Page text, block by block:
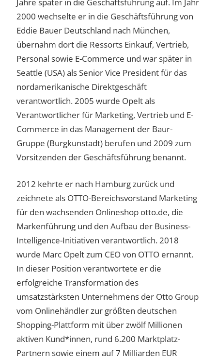
2000 wechselte er in die Geschäftsführung von
Eddie Bauer Deutschland nach München,
übernahm dort die Ressorts Einkauf, Vertrieb,
Personal sowie E-Commerce und war später in
Seattle (USA) als Senior Vice President für das
nordamerikanische Direktgeschäft
verantwortlich. 2005 wurde Opelt als
Verantwortlicher für Marketing, Vertrieb und E-
Commerce in das Management der Baur-
Gruppe (Burgkunstadt) berufen und 2009 zum
Vorsitzenden der Geschäftsführung benannt.
2012 kehrte er nach Hamburg zurück und
zeichnete als OTTO-Bereichsvorstand Marketing
für den wachsenden Onlineshop otto.de, die
Markenführung und den Aufbau der Business-
Intelligence-Initiativen verantwortlich. 2018
wurde Marc Opelt zum CEO von OTTO ernannt.
In dieser Position verantwortete er die
erfolgreiche Transformation des
umsatzstärksten Unternehmens der Otto Group
vom Onlinehändler zur größten deutschen
Shopping-Plattform mit über zwölf Millionen
aktiven Kund*innen, rund 6.200 Marktplatz-
Partnern sowie einem auf 7 Milliarden EUR